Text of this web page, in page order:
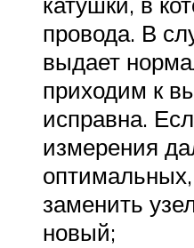
провода. В
выдает
приходим к
исправна.
измерения
заменить
новый;